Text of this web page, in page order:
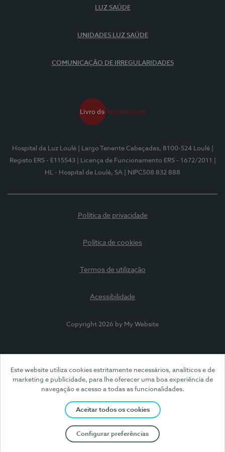
Este website utiliza cookies estritamente necessários, analíticos e de
marketing e publicidade, para lhe oferecer uma boa experiência de
navegação e acesso a todas as funcionalidades.
Aceitar todos os cookies
Configurar preferências
LUZ SAÚDE
UNIDADES LUZ SAÚDE
COMUNICAÇÃO DE IRREGULARIDADES
Hospital da Luz Loulé | Largo Tenente Cabeçadas, 8100-524 Loulé
Registo ERS - E115543
| Licença de Funcionamento ERS - 1672/2011
HL - Hospital de Loulé, SA
| NIPC508 832 888
Política de privacidade
Política de cookies
Termos de utilização
Acessibilidade
Copyright 2026 by My Website